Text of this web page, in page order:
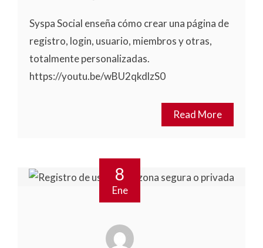
Syspa Social enseña cómo crear una página de
registro, login, usuario, miembros y otras,
totalmente personalizadas.
https://youtu.be/wBU2qkdlzS0
Read More
8
Ene